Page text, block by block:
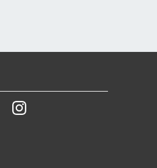
YoutubeInstagram